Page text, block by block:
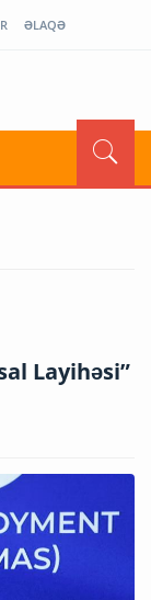
ƏLAQƏ
Layihəsi”